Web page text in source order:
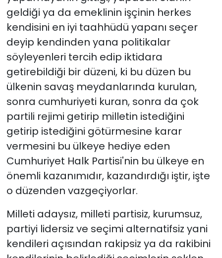
geldiği ya da emeklinin işçinin herkes
kendisini en iyi taahhüdü yapanı seçer
deyip kendinden yana politikalar
söyleyenleri tercih edip iktidara
getirebildiği bir düzeni, ki bu düzen bu
ülkenin savaş meydanlarında kurulan,
sonra cumhuriyeti kuran, sonra da çok
partili rejimi getirip milletin istediğini
getirip istediğini götürmesine karar
vermesini bu ülkeye hediye eden
Cumhuriyet Halk Partisi'nin bu ülkeye en
önemli kazanımıdır, kazandırdığı iştir, işte
o düzenden vazgeçiyorlar.
Milleti adaysız, milleti partisiz, kurumsuz,
partiyi lidersiz ve seçimi alternatifsiz yani
kendileri açısından rakipsiz ya da rakibini